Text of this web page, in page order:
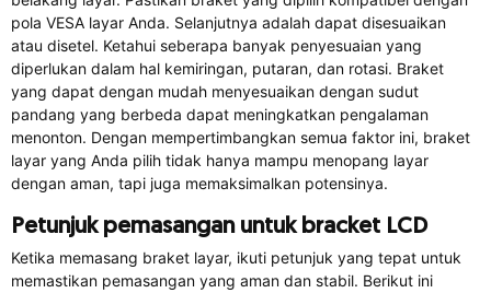
pola VESA layar Anda. Selanjutnya adalah dapat disesuaikan
atau disetel. Ketahui seberapa banyak penyesuaian yang
diperlukan dalam hal kemiringan, putaran, dan rotasi. Braket
yang dapat dengan mudah menyesuaikan dengan sudut
pandang yang berbeda dapat meningkatkan pengalaman
menonton. Dengan mempertimbangkan semua faktor ini, braket
layar yang Anda pilih tidak hanya mampu menopang layar
dengan aman, tapi juga memaksimalkan potensinya.
Petunjuk pemasangan untuk bracket LCD
Ketika memasang braket layar, ikuti petunjuk yang tepat untuk
memastikan pemasangan yang aman dan stabil. Berikut ini